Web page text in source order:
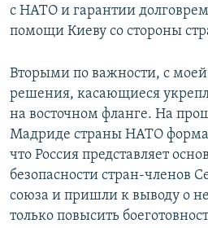
с НАТО и гарантии
помощи Киеву со стороны
Вторыми по важности, с моей
решения, касающиеся
на восточном фланге. На
Мадриде страны НАТО
что Россия представляет
безопасности стран-членов
союза и пришли к выводу о
только повысить